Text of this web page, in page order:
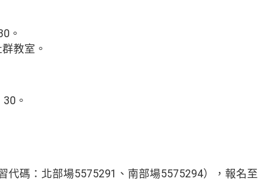
。
教室。
。
代碼：北部場5575291、南部場5575294），報名至